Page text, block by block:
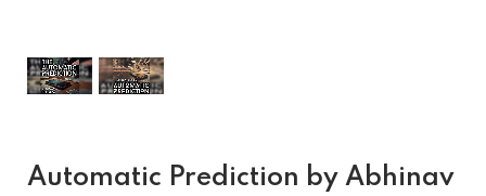
Automatic Prediction by Abhinav